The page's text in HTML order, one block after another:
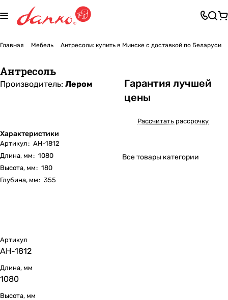
Главная Мебель Антресоли: купить в Минске с доставкой по Беларуси
Антресоль
Производитель: Лером
Характеристики
Артикул: АН-1812
Длина, мм: 1080
Высота, мм: 180
Глубина, мм: 355
Гарантия лучшей
цены
Рассчитать рассрочку
Все товары категории
Артикул
АН-1812
Длина, мм
1080
Высота, мм